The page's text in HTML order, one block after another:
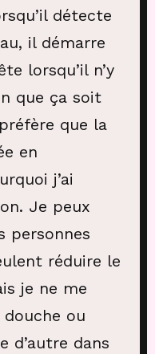
détecte
il démarre
lorsqu’il n’y
que ça soit
que la
en
j’ai
Je peux
personnes
réduire le
je ne me
ou
d’autre dans